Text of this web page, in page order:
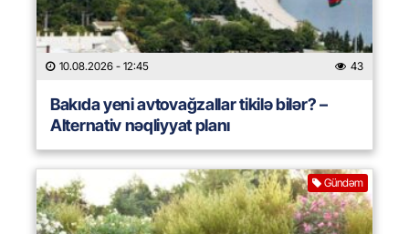
10.08.2026 - 12:45 43
Bakıda yeni avtovağzallar tikilə bilər? –
Alternativ nəqliyyat planı
Gündəm